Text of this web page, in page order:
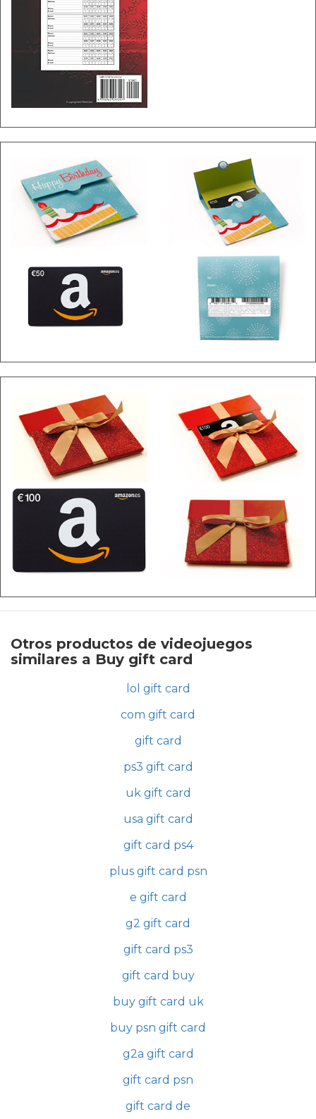
Otros productos de videojuegos
similares a Buy gift card
lol gift card
com gift card
gift card
ps3 gift card
uk gift card
usa gift card
gift card ps4
plus gift card psn
e gift card
g2 gift card
gift card ps3
gift card buy
buy gift card uk
buy psn gift card
g2a gift card
gift card psn
gift card de